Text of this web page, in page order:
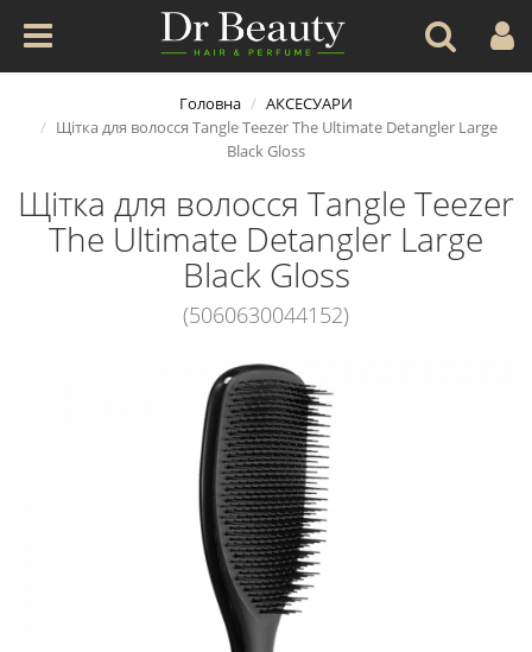
Головна
АКСЕСУАРИ
Щітка для волосся Tangle Teezer The Ultimate Detangler Large
Black Gloss
Щітка для волосся Tangle Teezer
The Ultimate Detangler Large
Black Gloss
(5060630044152)